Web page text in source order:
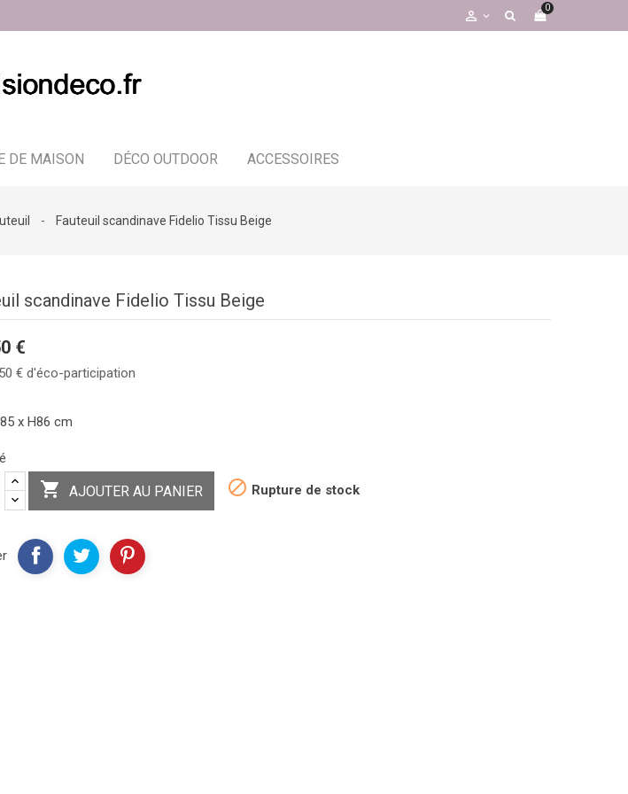

0
DE MAISON DÉCO OUTDOOR ACCESSOIRES
Fauteuil scandinave Fidelio Tissu Beige
scandinave Fidelio Tissu Beige
€
€ d'éco-participation
x H86 cm
 AJOUTER AU PANIER  Rupture de stock